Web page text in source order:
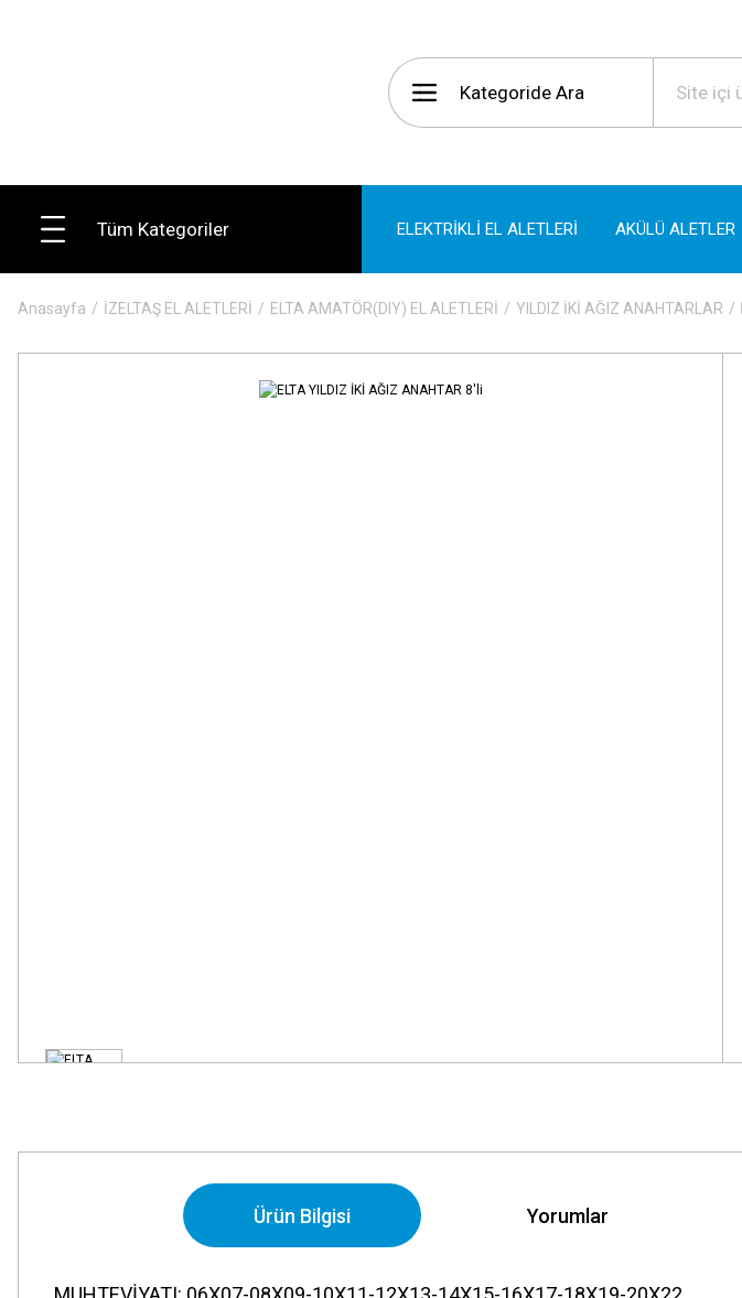
Tüm Kategoriler ELEKTRİKLİ EL ALETLERİ AKÜLÜ ALETLER
Anasayfa İZELTAŞ EL ALETLERİ ELTA AMATÖR(DIY) EL ALETLERİ YILDIZ İKİ AĞIZ ANAHTARLAR
Ürün Bilgisi Yorumlar